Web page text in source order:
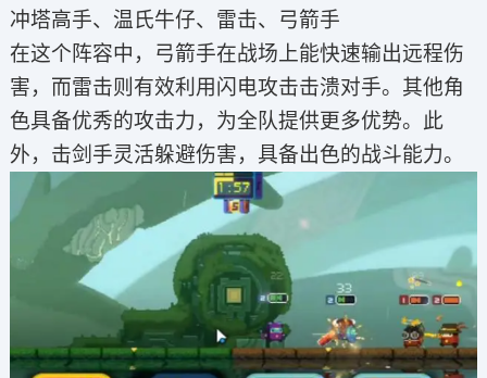
冲塔高手、温氏牛仔、雷击、弓箭手
在这个阵容中，弓箭手在战场上能快速输出远程伤
害，而雷击则有效利用闪电攻击击溃对手。其他角
色具备优秀的攻击力，为全队提供更多优势。此
外，击剑手灵活躲避伤害，具备出色的战斗能力。